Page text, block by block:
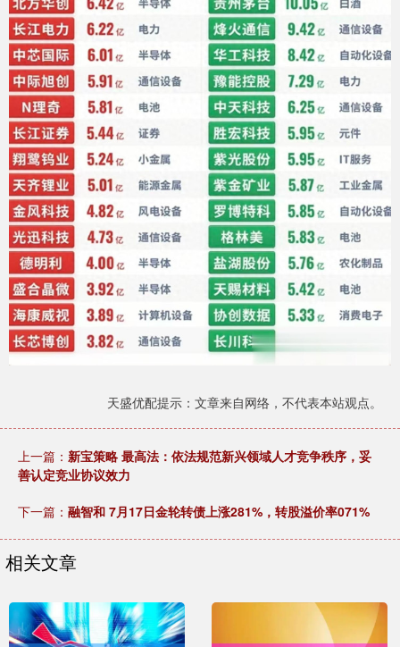
天盛优配提示：文章来自网络，不代表本站观点。
上一篇： 新宝策略 最高法：依法规范新兴领域人才竞争秩序，妥
善认定竞业协议效力
下一篇： 融智和 7月17日金轮转债上涨281%，转股溢价率071%
相关文章